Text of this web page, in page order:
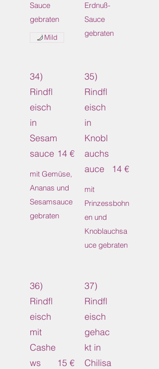
Sauce
Mild
Erdnuß-
Sauce
gebraten
34)
Rindfl
eisch
in
Sesam
sauce
mit Gemüse,
Ananas und
Sesamsauce
gebraten
14 €
35)
Rindfl
eisch
in
Knobl
auchs
auce
mit
Prinzessbohn
en und
Knoblauchsa
uce gebraten
14 €
36)
Rindfl
eisch
mit
Cashe
ws
15 €
37)
Rindfl
eisch
gehac
kt in
Chilisa